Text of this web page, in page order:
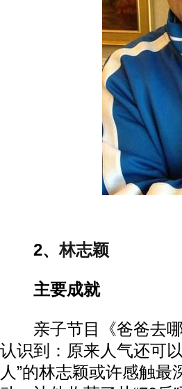
2、林志颖
主要成就
亲子节目《爸爸去哪
认识到：原来人气还可
人”的林志颖或许感触